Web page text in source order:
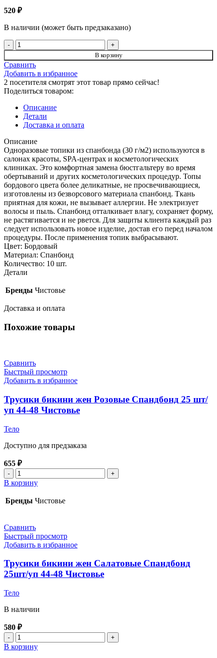
520 ₽
В наличии (может быть предзаказано)
Количество
товара
Топик
с
открытой
спиной
Бордовый
10шт/
уп
Чистовье
В корзину
Сравнить
Добавить в избранное
2 посетителя смотрят этот товар прямо сейчас!
Поделиться товаром:
Описание
Детали
Доставка и оплата
Описание
Одноразовые топики из спанбонда (30 г/м2) используются в
салонах красоты, SPA-центрах и косметологических
клиниках. Это комфортная замена бюстгальтеру во время
обертываний и других косметологических процедур. Топы
бордового цвета более деликатные, не просвечивающиеся,
изготовлены из безворсового материала спанбонд. Ткань
приятная для кожи, не вызывает аллергии. Не электризует
волосы и пыль. Спанбонд отталкивает влагу, сохраняет форму,
не растягивается и не рвется. Для защиты клиента каждый раз
следует использовать новое изделие, достав его перед началом
процедуры. После применения топик выбрасывают.
Цвет: Бордовый
Материал: Спанбонд
Количество: 10 шт.
Детали
Бренды Чистовье
Доставка и оплата
Похожие товары
Сравнить
Быстрый просмотр
Добавить в избранное
Трусики бикини жен Розовые Спандбонд 25 шт/
уп 44-48 Чистовье
Тело
Доступно для предзаказа
655 ₽
Количество
товара
бикини
жен
Спандбонд
25
шт/
уп
48
Чистовье
В корзину
Бренды Чистовье
Сравнить
Быстрый просмотр
Добавить в избранное
Трусики бикини жен Салатовые Спандбонд
25шт/уп 44-48 Чистовье
Тело
В наличии
580 ₽
Количество
товара
В корзину